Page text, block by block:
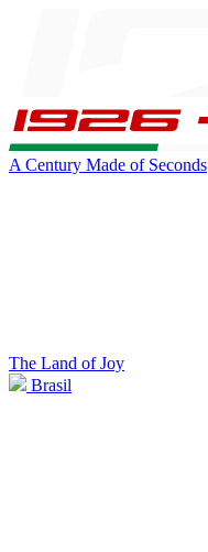
A Century Made of Seconds
The Land of Joy
Brasil